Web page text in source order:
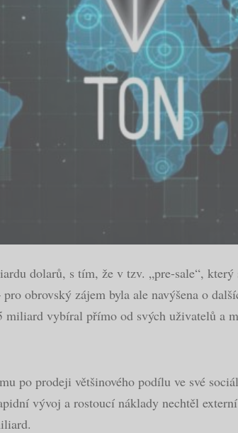
dolarů, s tím, že v tzv. „pre-sale“,
obrovský zájem byla ale navýšena o
vybíral přímo od svých uživatelů a
po prodeji většinového podílu ve své
vývoj a rostoucí náklady nechtěl